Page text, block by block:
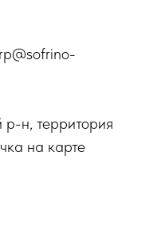
н, территория
на карте